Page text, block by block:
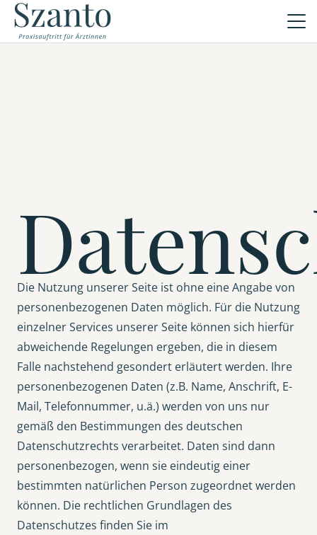
Die Nutzung unserer Seite ist ohne eine Angabe von
personenbezogenen Daten möglich. Für die Nutzung
einzelner Services unserer Seite können sich hierfür
abweichende Regelungen ergeben, die in diesem
Falle nachstehend gesondert erläutert werden. Ihre
personenbezogenen Daten (z.B. Name, Anschrift, E-
Mail, Telefonnummer, u.ä.) werden von uns nur
gemäß den Bestimmungen des deutschen
Datenschutzrechts verarbeitet. Daten sind dann
personenbezogen, wenn sie eindeutig einer
bestimmten natürlichen Person zugeordnet werden
können. Die rechtlichen Grundlagen des
Datenschutzes finden Sie im